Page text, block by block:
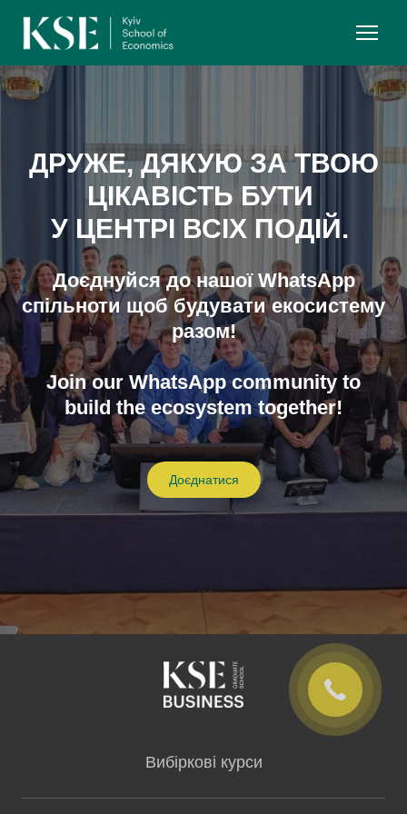
ДРУЖЕ, ДЯКУЮ ЗА ТВОЮ
ЦІКАВІСТЬ БУТИ
У ЦЕНТРІ ВСІХ ПОДІЙ.
Доєднуйся до нашої WhatsApp
спільноти щоб будувати екосистему
разом!
Join our WhatsApp community to
build the ecosystem together!
Доєднатися
Вибіркові курси